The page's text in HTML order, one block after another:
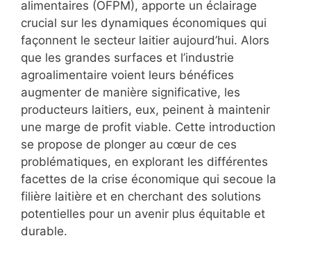
alimentaires (OFPM), apporte un éclairage
crucial sur les dynamiques économiques qui
façonnent le secteur laitier aujourd’hui. Alors
que les grandes surfaces et l’industrie
agroalimentaire voient leurs bénéfices
augmenter de manière significative, les
producteurs laitiers, eux, peinent à maintenir
une marge de profit viable. Cette introduction
se propose de plonger au cœur de ces
problématiques, en explorant les différentes
facettes de la crise économique qui secoue la
filière laitière et en cherchant des solutions
potentielles pour un avenir plus équitable et
durable.